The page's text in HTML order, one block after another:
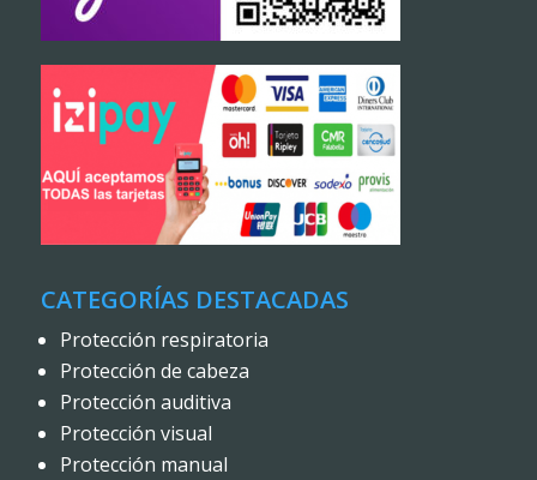
CATEGORÍAS DESTACADAS
Protección respiratoria
Protección de cabeza
Protección auditiva
Protección visual
Protección manual